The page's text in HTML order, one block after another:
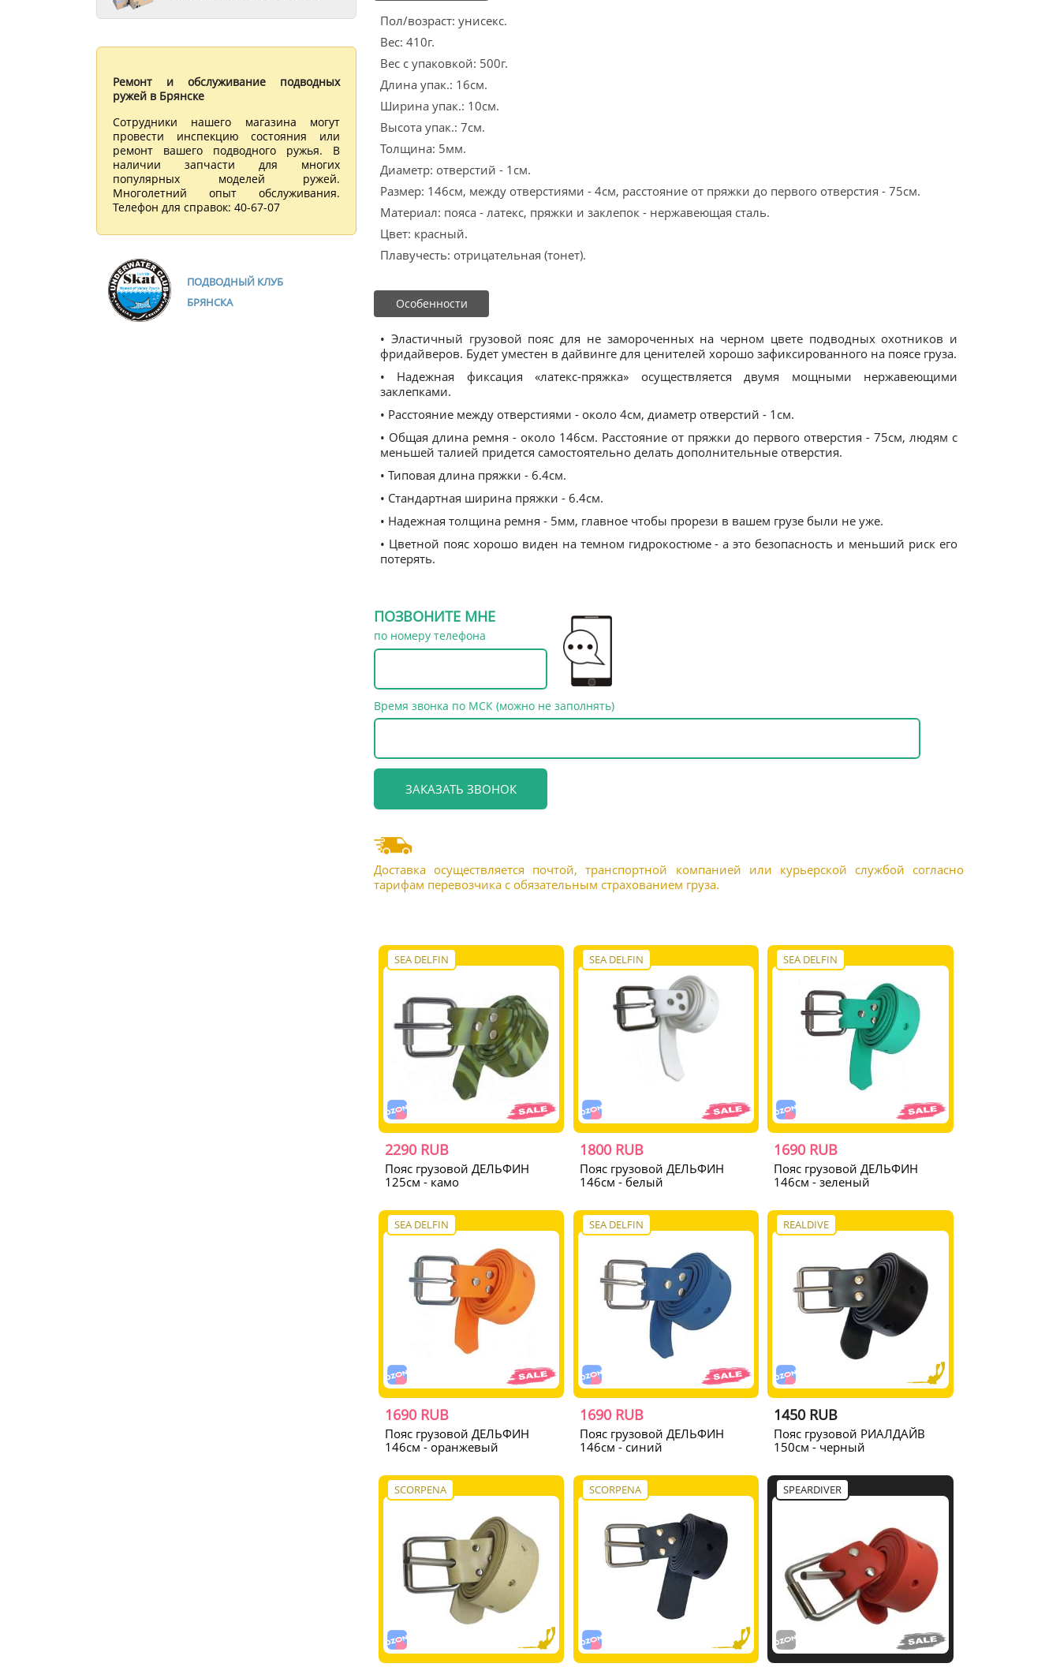
Ремонт и обслуживание подводных
ружей в Брянске
Сотрудники нашего магазина могут
провести инспекцию состояния или
ремонт вашего подводного ружья. В
наличии запчасти для многих
популярных моделей ружей.
Многолетний опыт обслуживания.
Телефон для справок: 40-67-07
ПОДВОДНЫЙ КЛУБ
БРЯНСКА
Пол/возраст: унисекс.
Вес: 410г.
Вес с упаковкой: 500г.
Длина упак.: 16см.
Ширина упак.: 10см.
Высота упак.: 7см.
Толщина: 5мм.
Диаметр: отверстий - 1см.
Размер: 146см, между отверстиями - 4см, расстояние от пряжки до первого отверстия - 75см.
Материал: пояса - латекс, пряжки и заклепок - нержавеющая сталь.
Цвет: красный.
Плавучесть: отрицательная (тонет).
Особенности
• Эластичный грузовой пояс для не замороченных на черном цвете подводных охотников и
фридайверов. Будет уместен в дайвинге для ценителей хорошо зафиксированного на поясе груза.
• Надежная фиксация «латекс-пряжка» осуществляется двумя мощными нержавеющими
заклепками.
• Расстояние между отверстиями - около 4см, диаметр отверстий - 1см.
• Общая длина ремня - около 146см. Расстояние от пряжки до первого отверстия - 75см, людям с
меньшей талией придется самостоятельно делать дополнительные отверстия.
• Типовая длина пряжки - 6.4см.
• Стандартная ширина пряжки - 6.4см.
• Надежная толщина ремня - 5мм, главное чтобы прорези в вашем грузе были не уже.
• Цветной пояс хорошо виден на темном гидрокостюме - а это безопасность и меньший риск его
потерять.
ПОЗВОНИТЕ МНЕ
по номеру телефона
Время звонка по МСК (можно не заполнять)
Доставка осуществляется почтой, транспортной компанией или курьерской службой согласно
тарифам перевозчика с обязательным страхованием груза.
SEA DELFIN
2290 RUB
Пояс грузовой ДЕЛЬФИН
125см - камо
SEA DELFIN
1800 RUB
Пояс грузовой ДЕЛЬФИН
146см - белый
SEA DELFIN
1690 RUB
Пояс грузовой ДЕЛЬФИН
146см - зеленый
SEA DELFIN
1690 RUB
Пояс грузовой ДЕЛЬФИН
146см - оранжевый
SEA DELFIN
1690 RUB
Пояс грузовой ДЕЛЬФИН
146см - синий
REALDIVE
1450 RUB
Пояс грузовой РИАЛДАЙВ
150см - черный
SCORPENA SCORPENA SPEARDIVER